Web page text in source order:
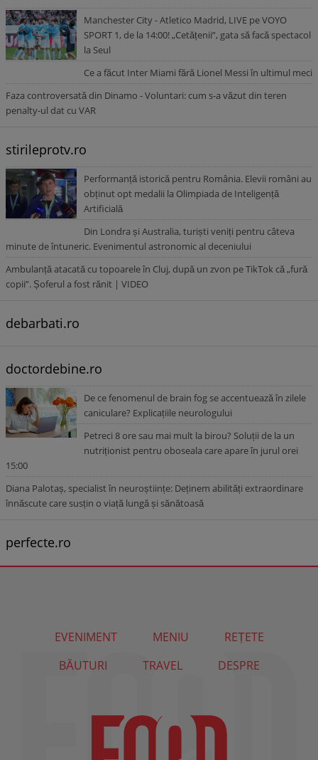
Manchester City - Atletico Madrid, LIVE pe VOYO
SPORT 1, de la 14:00! „Cetățenii”, gata să facă spectacol
la Seul
Ce a făcut Inter Miami fără Lionel Messi în ultimul meci
Faza controversată din Dinamo - Voluntari: cum s-a văzut din teren
penalty-ul dat cu VAR
stirileprotv.ro
Performanță istorică pentru România. Elevii români au
obținut opt medalii la Olimpiada de Inteligență
Artificială
Din Londra și Australia, turiști veniți pentru câteva
minute de întuneric. Evenimentul astronomic al deceniului
Ambulanță atacată cu topoarele în Cluj, după un zvon pe TikTok că „fură
copii”. Șoferul a fost rănit | VIDEO
debarbati.ro
doctordebine.ro
De ce fenomenul de brain fog se accentuează în zilele
caniculare? Explicațiile neurologului
Petreci 8 ore sau mai mult la birou? Soluții de la un
nutriționist pentru oboseala care apare în jurul orei
15:00
Diana Palotaș, specialist în neuroștiințe: Deținem abilități extraordinare
înnăscute care susțin o viață lungă și sănătoasă
perfecte.ro
EVENIMENT MENIU
REȚETE
BĂUTURI
TRAVEL DESPRE